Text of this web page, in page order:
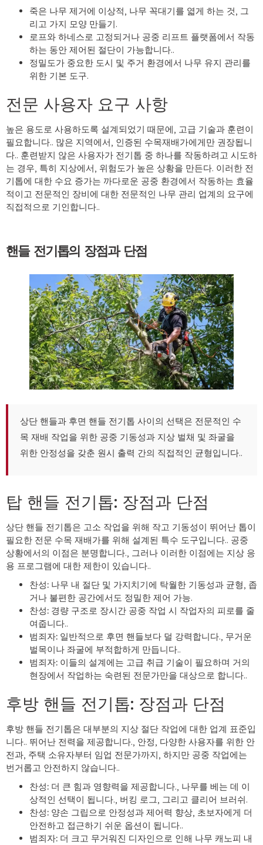
죽은 나무 제거에 이상적, 나무 꼭대기를 엷게 하는 것, 그
리고 가지 모양 만들기.
로프와 하네스로 고정되거나 공중 리프트 플랫폼에서 작동
하는 동안 제어된 절단이 가능합니다..
정밀도가 중요한 도시 및 주거 환경에서 나무 유지 관리를
위한 기본 도구.
전문 사용자 요구 사항
높은 용도로 사용하도록 설계되었기 때문에, 고급 기술과 훈련이
필요합니다.. 많은 지역에서, 인증된 수목재배가에게만 권장됩니
다.. 훈련받지 않은 사용자가 전기톱 중 하나를 작동하려고 시도하
는 경우, 특히 지상에서, 위험도가 높은 상황을 만든다. 이러한 전
기톱에 대한 수요 증가는 까다로운 공중 환경에서 작동하는 효율
적이고 전문적인 장비에 대한 전문적인 나무 관리 업계의 요구에
직접적으로 기인합니다..
핸들 전기톱의 장점과 단점
상단 핸들과 후면 핸들 전기톱 사이의 선택은 전문적인 수
목 재배 작업을 위한 공중 기동성과 지상 벌채 및 좌굴을
위한 안정성을 갖춘 원시 출력 간의 직접적인 균형입니다..
탑 핸들 전기톱: 장점과 단점
상단 핸들 전기톱은 고소 작업을 위해 작고 기동성이 뛰어난 톱이
필요한 전문 수목 재배가를 위해 설계된 특수 도구입니다.. 공중
상황에서의 이점은 분명합니다., 그러나 이러한 이점에는 지상 응
용 프로그램에 대한 제한이 있습니다..
찬성: 나무 내 절단 및 가지치기에 탁월한 기동성과 균형, 좁
거나 불편한 공간에서도 정밀한 제어 가능.
찬성: 경량 구조로 장시간 공중 작업 시 작업자의 피로를 줄
여줍니다..
범죄자: 일반적으로 후면 핸들보다 덜 강력합니다., 무거운
벌목이나 좌굴에 부적합하게 만듭니다..
범죄자: 이들의 설계에는 고급 취급 기술이 필요하며 거의
현장에서 작업하는 숙련된 전문가만을 대상으로 합니다..
후방 핸들 전기톱: 장점과 단점
후방 핸들 전기톱은 대부분의 지상 절단 작업에 대한 업계 표준입
니다.. 뛰어난 전력을 제공합니다., 안정, 다양한 사용자를 위한 안
전과, 주택 소유자부터 임업 전문가까지, 하지만 공중 작업에는
번거롭고 안전하지 않습니다..
찬성: 더 큰 힘과 영향력을 제공합니다., 나무를 베는 데 이
상적인 선택이 됩니다., 버킹 로그, 그리고 클리어 브러쉬.
찬성: 양손 그립으로 안정성과 제어력 향상, 초보자에게 더
안전하고 접근하기 쉬운 옵션이 됩니다..
범죄자: 더 크고 무거워진 디자인으로 인해 나무 캐노피 내